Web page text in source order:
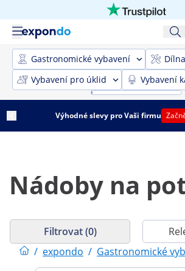
Gastronomické vybavení
Vybavení pro úklid
Vybavení
Výhodné slevy pro Vaši firmu
Nádoby na
/ expondo / Gastronomické
Filtrovat (0)